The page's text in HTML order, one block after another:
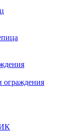
ограждения